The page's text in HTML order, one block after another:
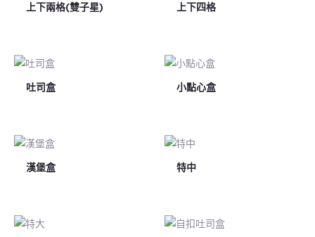
上下兩格(雙子星) 上下四格
吐司盒 小點心盒
漢堡盒 特中